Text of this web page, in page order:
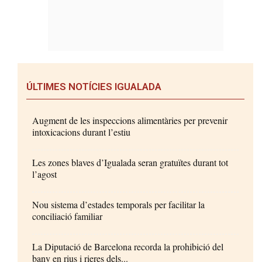
ÚLTIMES NOTÍCIES IGUALADA
Augment de les inspeccions alimentàries per prevenir
intoxicacions durant l’estiu
Les zones blaves d’Igualada seran gratuïtes durant tot
l’agost
Nou sistema d’estades temporals per facilitar la
conciliació familiar
La Diputació de Barcelona recorda la prohibició del
bany en rius i rieres dels...